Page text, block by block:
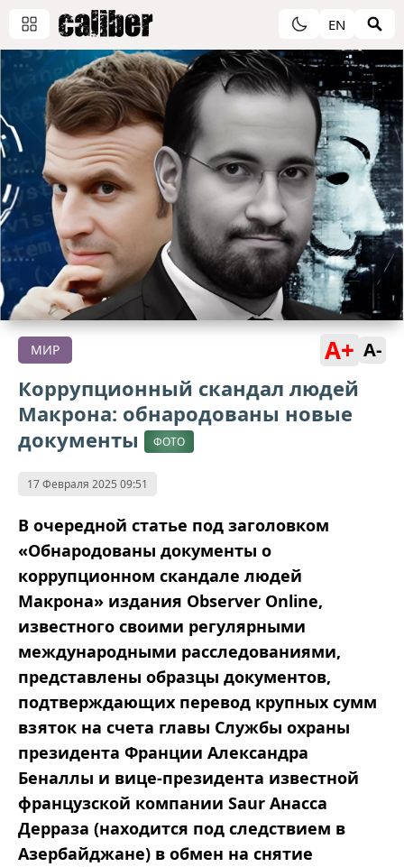
EN
МИР A+ A-
Коррупционный скандал людей
Макрона: обнародованы новые
документы
ФОТО
17 Февраля 2025 09:51
В очередной статье под заголовком
«Обнародованы документы о
коррупционном скандале людей
Макрона» издания Observer Online,
известного своими регулярными
международными расследованиями,
представлены образцы документов,
подтверждающих перевод крупных сумм
взяток на счета главы Службы охраны
президента Франции Александра
Беналлы и вице-президента известной
французской компании Saur Анасса
Дерраза (находится под следствием в
Азербайджане) в обмен на снятие